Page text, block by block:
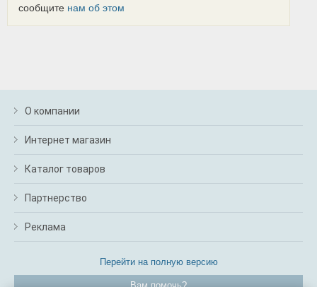
сообщите нам об этом
О компании
Интернет магазин
Каталог товаров
Партнерство
Реклама
Перейти на полную версию